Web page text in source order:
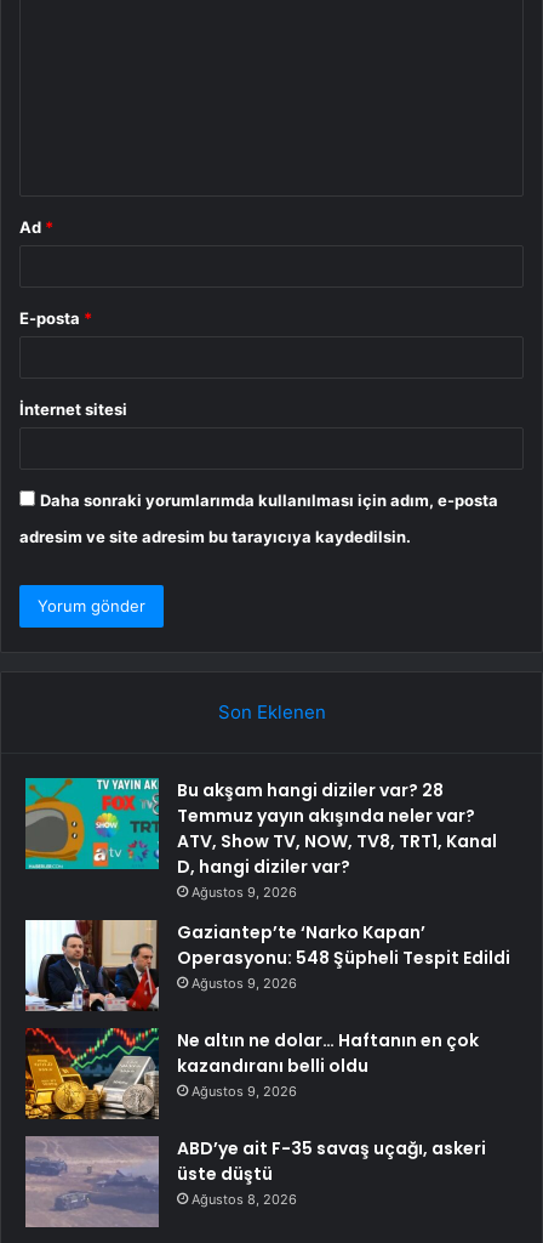
Ad *
E-posta *
İnternet sitesi
Daha sonraki yorumlarımda kullanılması için adım, e-posta
adresim ve site adresim bu tarayıcıya kaydedilsin.
Son Eklenen
Bu akşam hangi diziler var? 28
Temmuz yayın akışında neler var?
ATV, Show TV, NOW, TV8, TRT1, Kanal
D, hangi diziler var?
Ağustos 9, 2026
Gaziantep’te ‘Narko Kapan’
Operasyonu: 548 Şüpheli Tespit Edildi
Ağustos 9, 2026
Ne altın ne dolar… Haftanın en çok
kazandıranı belli oldu
Ağustos 9, 2026
ABD’ye ait F-35 savaş uçağı, askeri
üste düştü
Ağustos 8, 2026